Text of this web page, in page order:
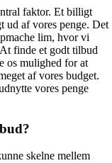
faktor. Et billigt
ud af vores penge. Det
lim, hvor vi
finde et godt tilbud
os mulighed for at
af vores budget.
vores penge
skelne mellem